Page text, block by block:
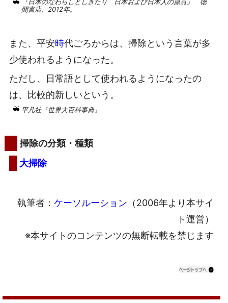
間書店、2012年。
また、平安時代ごろからは、掃除という言葉が多
少使われるようになった。
ただし、日常語として使われるようになったの
は、比較的新しいという。
平凡社『世界大百科事典』
掃除の分類・種類
大掃除
執筆者： ケーソルーション （2006年より本サイ
ト運営）
※本サイトのコンテンツの無断転載を禁じます